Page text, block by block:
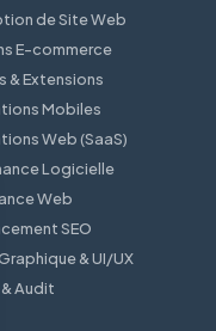
de Site Web
E-commerce
& Extensions
Mobiles
Web (SaaS)
Logicielle
Web
SEO
& UI/UX
& Audit